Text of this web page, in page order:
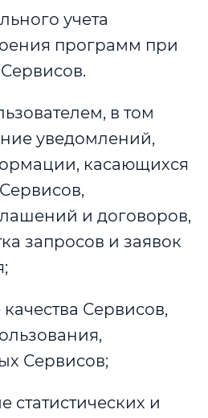
учета
программ при
в том
уведомлений,
касающихся
и договоров,
запросов и заявок
Сервисов,
Сервисов;
статистических и